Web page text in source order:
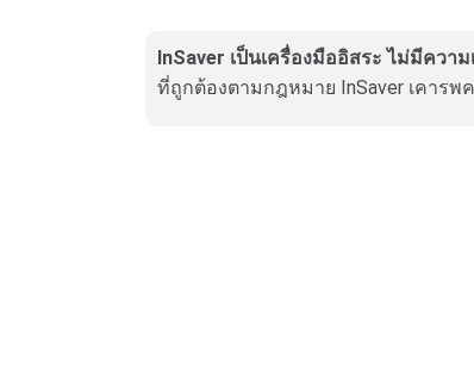
InSaver เป็นเครื่องมืออิสระ ไม่มีควา
ที่ถูกต้องตามกฎหมาย InSaver เคารพ